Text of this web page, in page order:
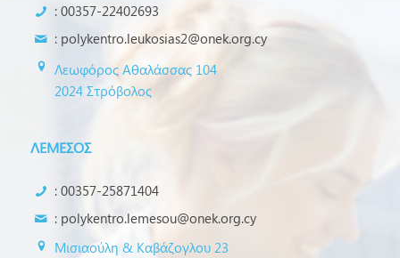
: 00357-22402693
: polykentro.leukosias2@onek.org.cy
Λεωφόρος Αθαλάσσας 104
2024 Στρόβολος
ΛΕΜΕΣΟΣ
: 00357-25871404
: polykentro.lemesou@onek.org.cy
Μισιαούλη & Καβάζογλου 23